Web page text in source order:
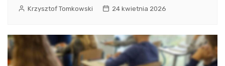
Krzysztof Tomkowski 24 kwietnia 2026